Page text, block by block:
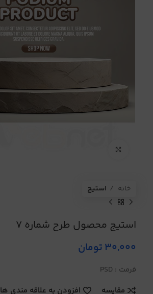
خانه استیج
استیج محصول طرح شماره 7
30,000تومان
فرمت : PSD
مقایسه
افزودن به علاقه مندی ها